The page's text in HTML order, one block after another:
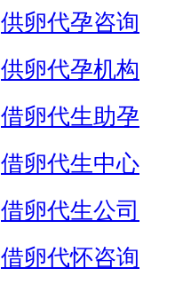
供卵代孕咨询
供卵代孕机构
借卵代生助孕
借卵代生中心
借卵代生公司
借卵代怀咨询